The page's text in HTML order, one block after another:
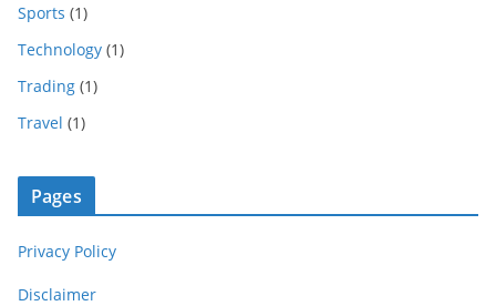
Sports (1)
Technology (1)
Trading (1)
Travel (1)
Pages
Privacy Policy
Disclaimer